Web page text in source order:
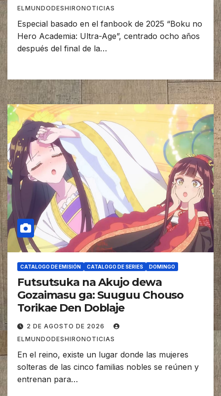
ELMUNDODESHIRONOTICIAS
Especial basado en el fanbook de 2025 “Boku no
Hero Academia: Ultra-Age”, centrado ocho años
después del final de la…
CATALOGO DE EMISIÓN CATALOGO DE SERIES DOMINGO
Futsutsuka na Akujo dewa
Gozaimasu ga: Suuguu Chouso
Torikae Den Doblaje
2 DE AGOSTO DE 2026
ELMUNDODESHIRONOTICIAS
En el reino, existe un lugar donde las mujeres
solteras de las cinco familias nobles se reúnen y
entrenan para…